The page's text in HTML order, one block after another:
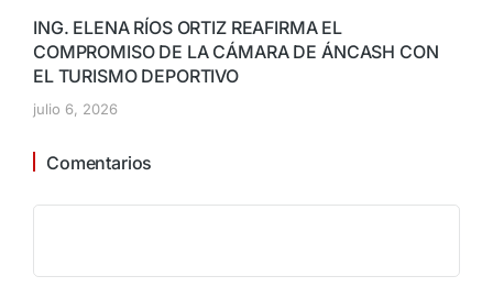
ING. ELENA RÍOS ORTIZ REAFIRMA EL
COMPROMISO DE LA CÁMARA DE ÁNCASH CON
EL TURISMO DEPORTIVO
julio 6, 2026
Comentarios